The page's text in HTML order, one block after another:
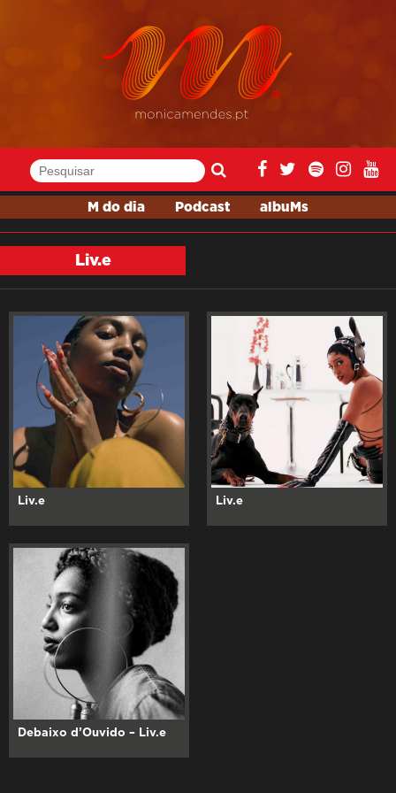
M do dia Podcast albuMs
Liv.e
Liv.e Liv.e
Debaixo d’Ouvido – Liv.e